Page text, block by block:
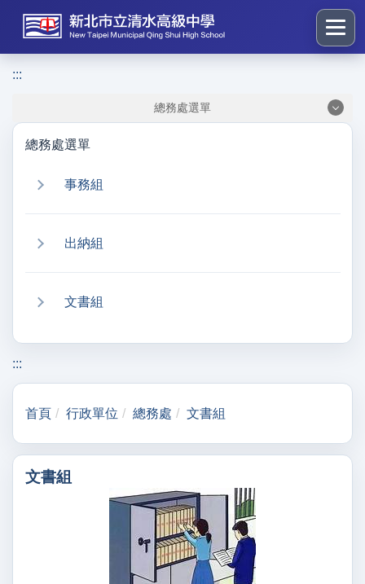
到
區
塊
:::
總務處選單
總務處選單
事務組
出納組
文書組
:::
首頁 行政單位 總務處 文書組
文書組